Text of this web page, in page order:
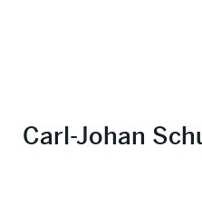
Carl-Johan